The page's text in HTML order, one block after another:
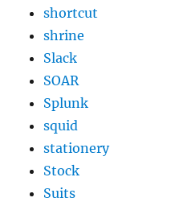
shortcut
shrine
Slack
SOAR
Splunk
squid
stationery
Stock
Suits